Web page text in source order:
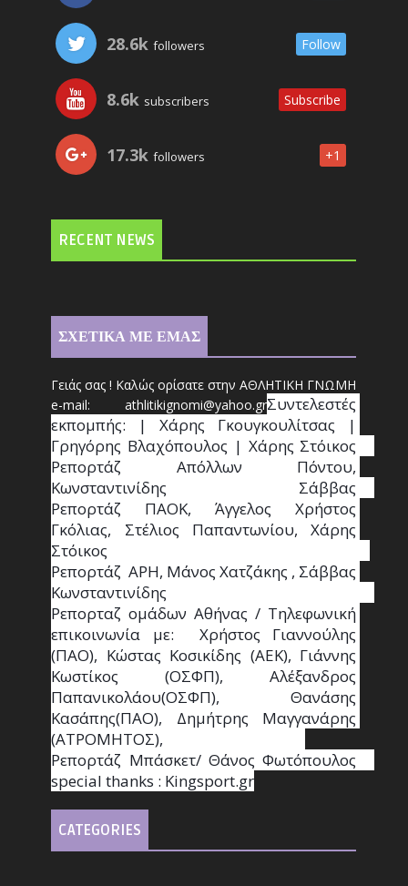
28.6k followers Follow
8.6k subscribers Subscribe
17.3k followers +1
RECENT NEWS
ΣΧΕΤΙΚΑ ΜΕ ΕΜΑΣ
Γειάς σας ! Καλώς ορίσατε στην ΑΘΛΗΤΙΚΗ ΓΝΩΜΗ
e-mail: athlitikignomi@yahoo.grΣυντελεστές
εκπομπής: | Χάρης Γκουγκουλίτσας |
Γρηγόρης Βλαχόπουλος | Χάρης Στόικος
Ρεπορτάζ Απόλλων Πόντου,
Κωνσταντινίδης   Σάββας
Ρεπορτάζ ΠΑΟΚ, Άγγελος Χρήστος
Γκόλιας, Στέλιος Παπαντωνίου, Χάρης
Στόικος
Ρεπορτάζ  ΑΡΗ, Μάνος Χατζάκης , Σάββας
Κωνσταντινίδης
Ρεπορταζ ομάδων Αθήνας / Τηλεφωνική
επικοινωνία με:  Χρήστος Γιαννούλης
(ΠΑΟ), Κώστας Κοσικίδης (ΑΕΚ), Γιάννης
Κωστίκος (ΟΣΦΠ), Αλέξανδρος
Παπανικολάου(ΟΣΦΠ), Θανάσης
Κασάπης(ΠΑΟ), Δημήτρης Μαγγανάρης
(ΑΤΡΟΜΗΤΟΣ),
Ρεπορτάζ Μπάσκετ/ Θάνος Φωτόπουλος
special thanks : Κingsport.gr
CATEGORIES